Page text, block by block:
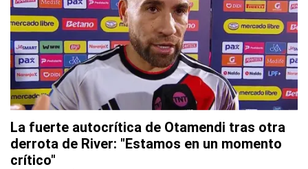
La fuerte autocrítica de Otamendi tras otra
derrota de River: "Estamos en un momento
crítico"